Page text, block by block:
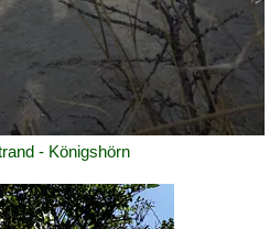
- Königshörn